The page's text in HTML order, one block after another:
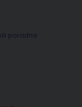
poradna